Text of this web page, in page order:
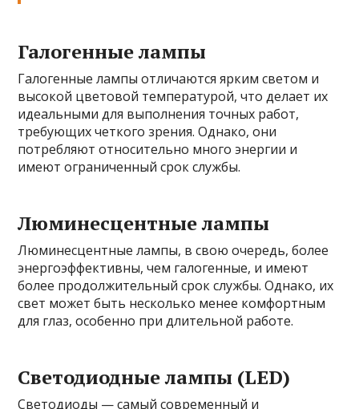
Галогенные лампы
Галогенные лампы отличаются ярким светом и
высокой цветовой температурой, что делает их
идеальными для выполнения точных работ,
требующих четкого зрения. Однако, они
потребляют относительно много энергии и
имеют ограниченный срок службы.
Люминесцентные лампы
Люминесцентные лампы, в свою очередь, более
энергоэффективны, чем галогенные, и имеют
более продолжительный срок службы. Однако, их
свет может быть несколько менее комфортным
для глаз, особенно при длительной работе.
Светодиодные лампы (LED)
Светодиоды — самый современный и